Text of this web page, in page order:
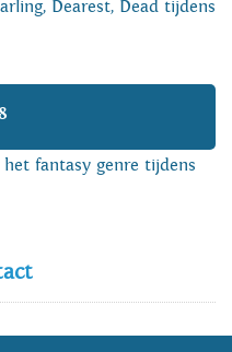
Dearest, Dead tijdens
fantasy genre tijdens